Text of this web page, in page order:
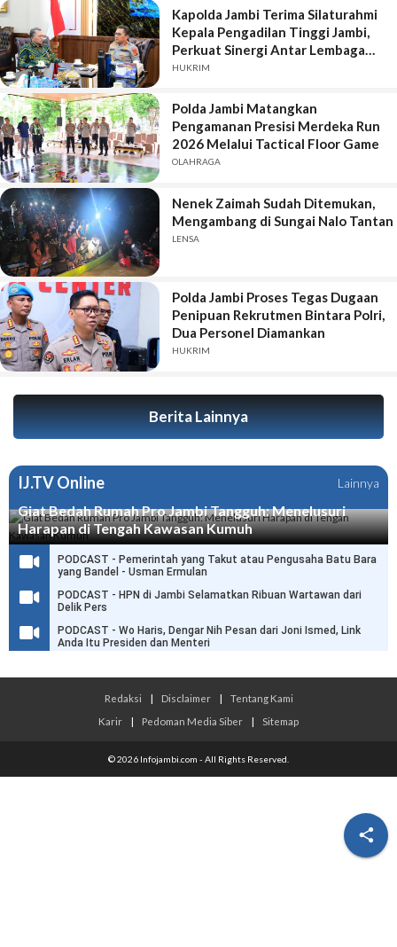

Kapolda Jambi Terima Silaturahmi
Kepala Pengadilan Tinggi Jambi,
Perkuat Sinergi Antar Lembaga
Penegak Hukum
HUKRIM
Polda Jambi Matangkan
Pengamanan Presisi Merdeka Run
2026 Melalui Tactical Floor Game
OLAHRAGA
Nenek Zaimah Sudah Ditemukan,
Mengambang di Sungai Nalo Tantan
LENSA
Polda Jambi Proses Tegas Dugaan
Penipuan Rekrutmen Bintara Polri,
Dua Personel Diamankan
HUKRIM
Berita Lainnya
IJ.TV Online Lainnya
Giat Bedah Rumah Pro Jambi Tangguh: Menelusuri
Harapan di Tengah Kawasan Kumuh
PODCAST - Pemerintah yang Takut atau Pengusaha Batu Bara
yang Bandel - Usman Ermulan
PODCAST - HPN di Jambi Selamatkan Ribuan Wartawan dari
Delik Pers
PODCAST - Wo Haris, Dengar Nih Pesan dari Joni Ismed, Link
Anda Itu Presiden dan Menteri
Redaksi | Disclaimer |
Tentang Kami
Karir
| Pedoman Media Siber | Sitemap
© 2026 Infojambi.com - All Rights Reserved.